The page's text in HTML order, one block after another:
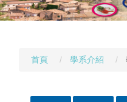
首頁 學系介紹